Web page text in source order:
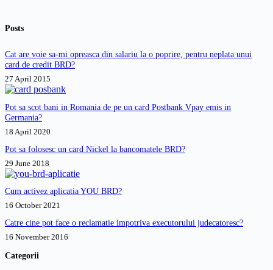
Posts
Cat are voie sa-mi opreasca din salariu la o poprire, pentru neplata unui
card de credit BRD?
27 April 2015
Pot sa scot bani in Romania de pe un card Postbank Vpay emis in
Germania?
18 April 2020
Pot sa folosesc un card Nickel la bancomatele BRD?
29 June 2018
Cum activez aplicatia YOU BRD?
16 October 2021
Catre cine pot face o reclamatie impotriva executorului judecatoresc?
16 November 2016
Categorii